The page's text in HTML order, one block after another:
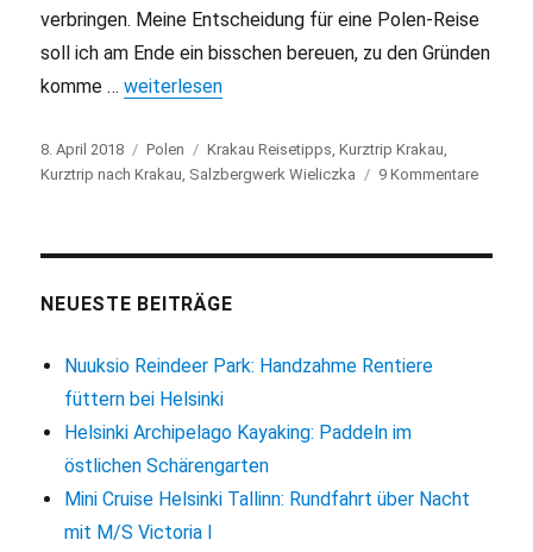
verbringen. Meine Entscheidung für eine Polen-Reise
soll ich am Ende ein bisschen bereuen, zu den Gründen
komme …„Ostern in Krakau: Kurztrip mit Macken“
weiterlesen
Veröffentlicht
am
8. April 2018 Kategorien
Polen Schlagwörter
Krakau Reisetipps ,Kurztrip Krakau
Kurztrip nach Krakau Salzbergwerk Wieliczka 9 Kommentare
NEUESTE BEITRÄGE
Nuuksio Reindeer Park: Handzahme Rentiere
füttern bei Helsinki
Helsinki Archipelago Kayaking: Paddeln im
östlichen Schärengarten
Mini Cruise Helsinki Tallinn: Rundfahrt über Nacht
mit M/S Victoria I